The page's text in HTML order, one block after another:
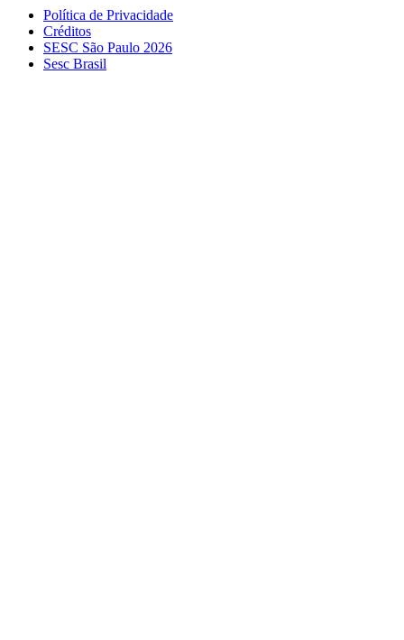
Política de Privacidade
Créditos
SESC São Paulo 2026
Sesc Brasil